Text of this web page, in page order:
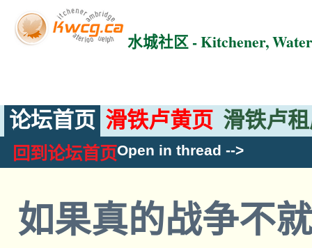
水城社区 - Kitchener,
论坛首页 滑铁卢黄页 滑铁卢
回到论坛首页Open in thread -->
如果真的战争不